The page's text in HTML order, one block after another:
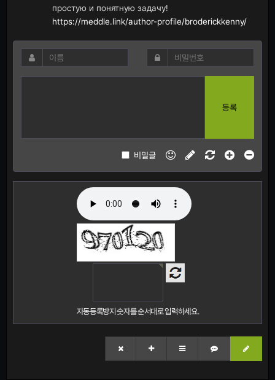
простую и понятную задачу!
https://meddle.link/author-profile/broderickkenny/
등록
비밀글
자동등록방지 숫자를 순서대로 입력하세요.